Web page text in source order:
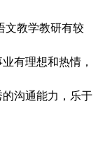
文教学教研有较
有理想和热情，
沟通能力，乐于